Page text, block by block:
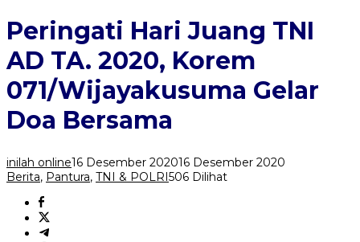
Juang
TNI
AD
TA.
Korem
Gelar
Bersama
Peringati Hari Juang TNI
AD TA. 2020, Korem
071/Wijayakusuma Gelar
Doa Bersama
inilah online16 Desember 202016 Desember 2020
Berita, Pantura, TNI & POLRI506 Dilihat